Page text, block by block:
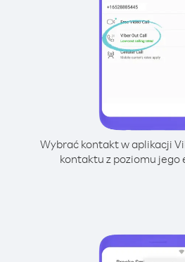
Wybrać kontakt w aplikacji
kontaktu z poziomu jego